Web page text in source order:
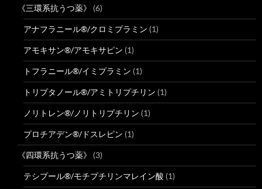
《三環系抗うつ薬》 (6)
アナフラニール®/クロミプラミン (1)
アモキサン®/アモキサピン (1)
トフラニール®/イミプラミン (1)
トリプタノール®/アミトリプチリン (1)
ノリトレン®/ノリトリプチリン (1)
プロチアデン®/ドスレピン (1)
《四環系抗うつ薬》 (3)
テシプール®/モチプチリンマレイン酸 (1)